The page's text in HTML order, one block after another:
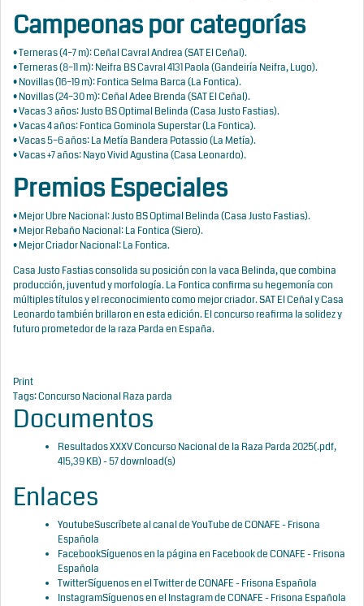
Campeonas por categorías
• Terneras (4–7 m): Ceñal Cavral Andrea (SAT El Ceñal).
• Terneras (8–11 m): Neifra BS Cavral 4131 Paola (Gandeiría Neifra, Lugo).
• Novillas (16–19 m): Fontica Selma Barca (La Fontica).
• Novillas (24–30 m): Ceñal Adee Brenda (SAT El Ceñal).
• Vacas 3 años: Justo BS Optimal Belinda (Casa Justo Fastias).
• Vacas 4 años: Fontica Gominola Superstar (La Fontica).
• Vacas 5–6 años: La Metía Bandera Potassio (La Metía).
• Vacas +7 años: Nayo Vivid Agustina (Casa Leonardo).
Premios Especiales
• Mejor Ubre Nacional: Justo BS Optimal Belinda (Casa Justo Fastias).
• Mejor Rebaño Nacional: La Fontica (Siero).
• Mejor Criador Nacional: La Fontica.
Casa Justo Fastias consolida su posición con la vaca Belinda, que combina
producción, juventud y morfología. La Fontica confirma su hegemonía con
múltiples títulos y el reconocimiento como mejor criador. SAT El Ceñal y Casa
Leonardo también brillaron en esta edición. El concurso reafirma la solidez y
futuro prometedor de la raza Parda en España.
Print
Tags:Concurso NacionalRaza parda
Documentos
Resultados XXXV Concurso Nacional de la Raza Parda 2025(.pdf,
415,39 KB) - 57 download(s)
Enlaces
YoutubeSuscríbete al canal de YouTube de CONAFE - Frisona
Española
FacebookSíguenos en la página en Facebook de CONAFE - Frisona
Española
TwitterSíguenos en el Twitter de CONAFE - Frisona Española
InstagramSíguenos en el Instagram de CONAFE - Frisona Española